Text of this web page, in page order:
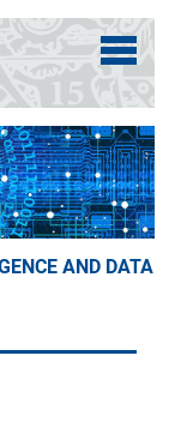
AND DATA